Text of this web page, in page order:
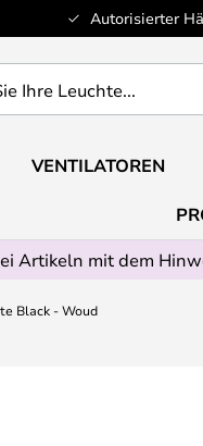
Autorisierter
VENTILATOREN
Artikeln mit dem
Black - Woud